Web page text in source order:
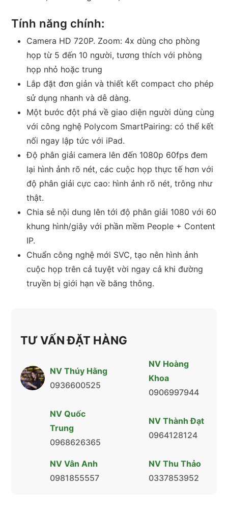
Tính năng chính:
Camera HD 720P. Zoom: 4x dùng cho phòng
họp từ 5 đến 10 người, tương thích với phòng
họp nhỏ hoặc trung
Lắp đặt đơn giản và thiết kết compact cho phép
sử dụng nhanh và dễ dàng.
Một bước đột phá về giao diện người dùng cùng
với công nghệ Polycom SmartPairing: có thể kết
nối ngay lập tức với iPad.
Độ phân giải camera lên đến 1080p 60fps đem
lại hình ảnh rõ nét, các cuộc họp thực tế hơn với
độ phân giải cực cao: hình ảnh rõ nét, trông như
thật.
Chia sẻ nội dung lên tới độ phân giải 1080 với 60
khung hình/giây với phần mềm People + Content
IP.
Chuẩn công nghệ mới SVC, tạo nên hình ảnh
cuộc họp trên cả tuyệt vời ngay cả khi đường
truyền bị giới hạn về băng thông.
TƯ VẤN ĐẶT HÀNG
NV Thúy Hằng
0936600525
NV Hoàng
Khoa
0906997944
NV Quốc
Trung
0968626365
NV Thành Đạt
0964128124
NV Vân Anh
0981855557
NV Thu Thảo
0337853952